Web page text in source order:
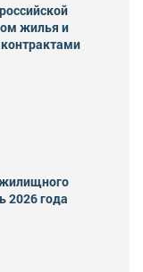
жилья и
2026 года